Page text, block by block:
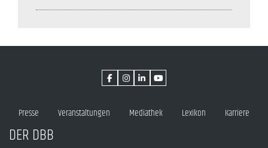
Presse Veranstaltungen Mediathek Lexikon Karriere
DER DBB